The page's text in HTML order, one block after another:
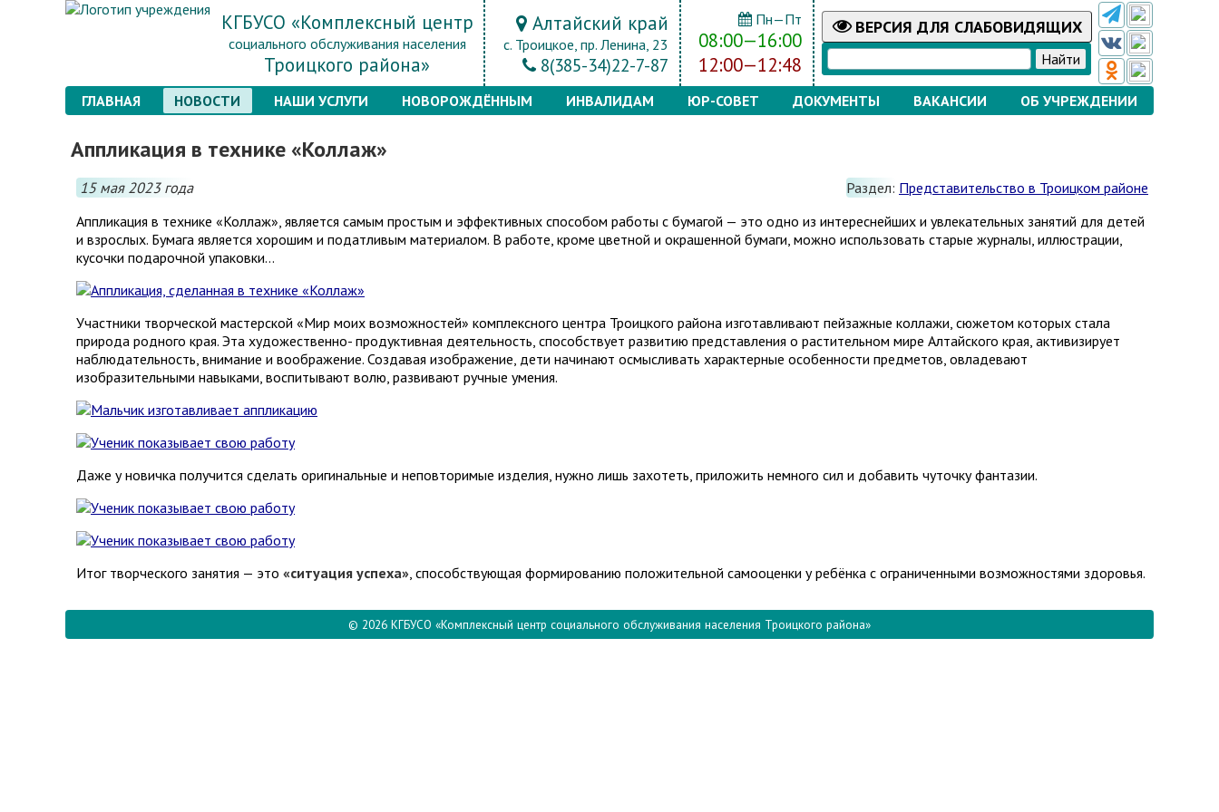
КГБУСО «Комплексный центр
социального обслуживания населения
Троицкого района»
Алтайский край
с. Троицкое, пр. Ленина, 23
8(385-34)22-7-87
Пн—Пт
08:00—16:00
12:00—12:48
ВЕРСИЯ ДЛЯ СЛАБОВИДЯЩИХ
ГЛАВНАЯ НОВОСТИ НАШИ УСЛУГИ НОВОРОЖДЁННЫМ ИНВАЛИДАМ ЮР-СОВЕТ ДОКУМЕНТЫ ВАКАНСИИ ОБ УЧРЕЖДЕНИИ
Аппликация в технике «Коллаж»
15 мая 2023 года Раздел: Представительство в Троицком районе
Аппликация в технике «Коллаж», является самым простым и эффективных способом работы с бумагой — это одно из интереснейших и увлекательных занятий для детей
и взрослых. Бумага является хорошим и податливым материалом. В работе, кроме цветной и окрашенной бумаги, можно использовать старые журналы, иллюстрации,
кусочки подарочной упаковки…
Участники творческой мастерской «Мир моих возможностей» комплексного центра Троицкого района изготавливают пейзажные коллажи, сюжетом которых стала
природа родного края. Эта художественно- продуктивная деятельность, способствует развитию представления о растительном мире Алтайского края, активизирует
наблюдательность, внимание и воображение. Создавая изображение, дети начинают осмысливать характерные особенности предметов, овладевают
изобразительными навыками, воспитывают волю, развивают ручные умения.
Даже у новичка получится сделать оригинальные и неповторимые изделия, нужно лишь захотеть, приложить немного сил и добавить чуточку фантазии.
Итог творческого занятия — это «ситуация успеха», способствующая формированию положительной самооценки у ребёнка с ограниченными возможностями здоровья.
© 2026 КГБУСО «Комплексный центр социального обслуживания населения Троицкого района»